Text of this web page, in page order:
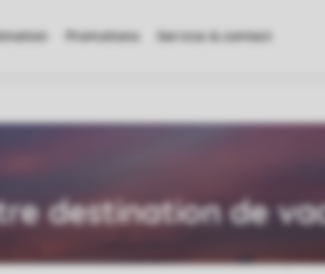
Promotions Service & contact